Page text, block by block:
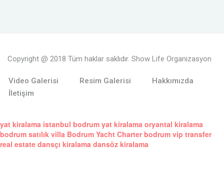
Copyright @ 2018 Tüm haklar saklıdır. Show Life Organizasyon
Video Galerisi Resim Galerisi
Hakkımızda
İletişim
yat kiralama istanbul bodrum yat kiralama oryantal kiralama
bodrum satılık villa Bodrum Yacht Charter bodrum vip transfer
real estate dansçı kiralama dansöz kiralama